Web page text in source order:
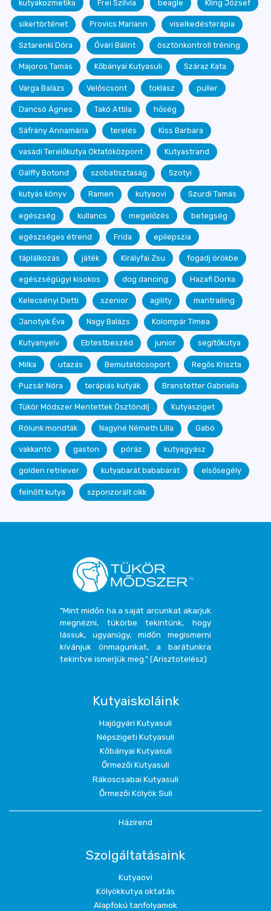
kutyakozmetika Frei Szilvia beagle Kling József
sikertörténet Provics Mariann viselkedésterápia
Sztarenki Dóra Óvári Bálint ösztönkontroll tréning
Majoros Tamás Kőbányai Kutyasuli Száraz Kata
Varga Balázs Velőscsont toklász puller
Dancsó Ágnes Takó Attila hőség
Sáfrány Annamária terelés Kiss Barbara
vasadi Terelőkutya Oktatóközpont Kutyastrand
Gálffy Botond szobatisztaság Szotyi
kutyás könyv Ramen kutyaovi Szurdi Tamás
egészség kullancs megelőzés betegség
egészséges étrend Frida epilepszia
táplálkozás játék Királyfai Zsu fogadj örökbe
egészségügyi kisokos dog dancing Hazafi Dorka
Kelecsényi Detti szenior agility mantrailing
Janotyik Éva Nagy Balázs Kolompár Tímea
Kutyanyelv Ebtestbeszéd junior segítőkutya
Milka utazás Bemutatócsoport Regős Kriszta
Puzsár Nóra terápiás kutyák Branstetter Gabriella
Tükör Módszer Mentettek Ösztöndíj Kutyasziget
Rólunk mondták Nagyné Németh Lilla Gabó
vakkantó gaston póráz kutyagyász
golden retriever kutyabarát bababarát elsősegély
felnőtt kutya szponzorált cikk
"Mint midőn ha a saját arcunkat akarjuk
megnézni, tükörbe tekintünk, hogy
lássuk, ugyanúgy, midőn megismerni
kívánjuk önmagunkat, a barátunkra
tekintve ismerjük meg." (Arisztotelész)
Kutyaiskoláink
Hajógyári Kutyasuli
Népszigeti Kutyasuli
Kőbányai Kutyasuli
Őrmezői Kutyasuli
Rákoscsabai Kutyasuli
Őrmezői Kölyök Suli
Házirend
Szolgáltatásaink
Kutyaovi
Kölyökkutya oktatás
Alapfokú tanfolyamok